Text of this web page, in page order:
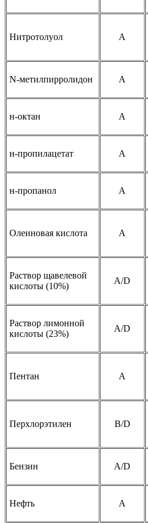
Нитротолуол A
N-метилпирролидон A
н-октан A
н-пропилацетат A
н-пропанол A
Олеиновая кислота A
Раствор щавелевой
кислоты (10%)
А/D
Раствор лимонной
кислоты (23%)
А/D
Пентан A
Перхлорэтилен B/D
Бензин A/D
Нефть A